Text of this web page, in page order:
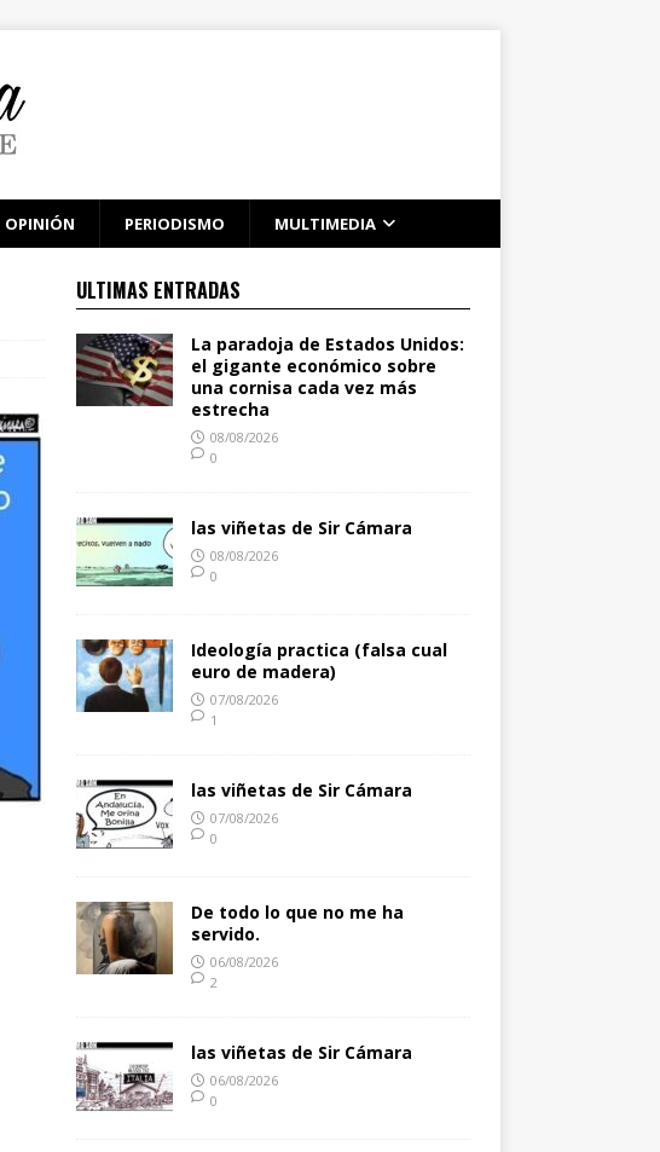
OPINIÓN PERIODISMO MULTIMEDIA
ULTIMAS ENTRADAS
La paradoja de Estados Unidos:
el gigante económico sobre
una cornisa cada vez más
estrecha
08/08/2026
0
las viñetas de Sir Cámara
08/08/2026
0
Ideología practica (falsa cual
euro de madera)
07/08/2026
1
las viñetas de Sir Cámara
07/08/2026
0
De todo lo que no me ha
servido.
06/08/2026
2
las viñetas de Sir Cámara
06/08/2026
0